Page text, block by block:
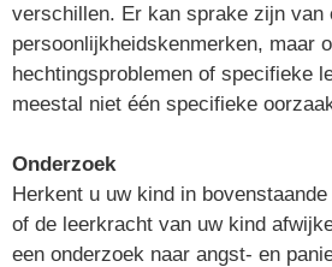
verschillen. Er kan sprake zijn van
persoonlijkheidskenmerken, maar
hechtingsproblemen of specifieke
meestal niet één specifieke
Onderzoek
Herkent u uw kind in
of de leerkracht van uw kind
een onderzoek naar angst- en